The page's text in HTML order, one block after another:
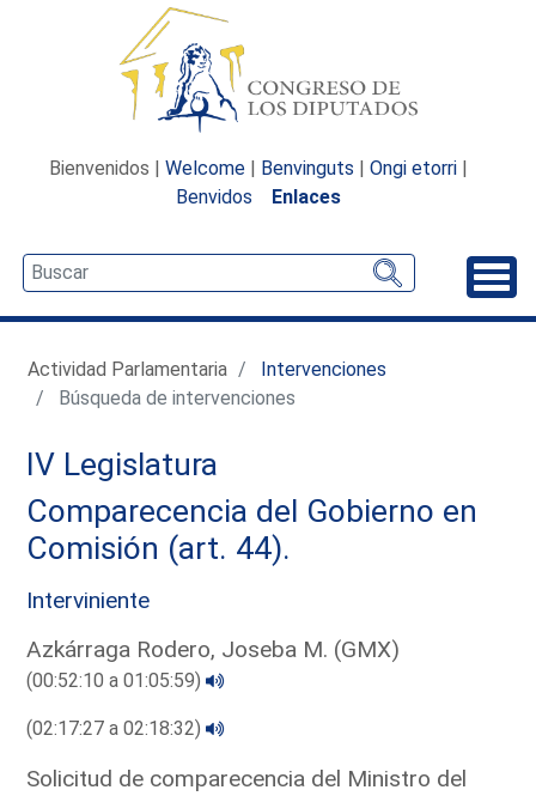
Bienvenidos | Welcome | Benvinguts | Ongi etorri |
Benvidos
Enlaces
Actividad Parlamentaria
Intervenciones
Búsqueda de intervenciones
IV Legislatura
Comparecencia del Gobierno en
Comisión (art. 44).
Interviniente
Azkárraga Rodero, Joseba M. (GMX)
(00:52:10 a 01:05:59)
(02:17:27 a 02:18:32)
Solicitud de comparecencia del Ministro del